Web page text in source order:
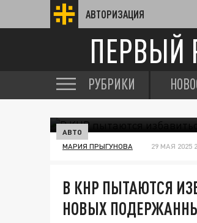
АВТОРИЗАЦИЯ
ПЕРВЫЙ
РУБРИКИ
АВТО
МАРИЯ ПРЫГУНОВА 29 МАЯ 2025
В КНР ПЫТАЮТСЯ
НОВЫХ